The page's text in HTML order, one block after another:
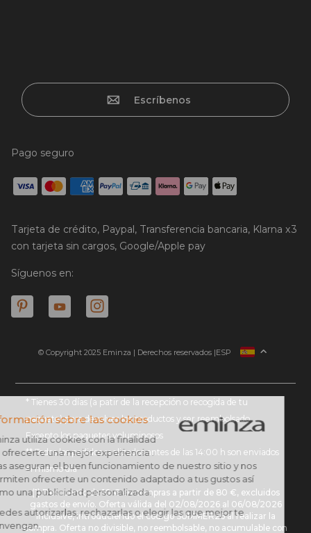
Escríbenos
Pago seguro
Tarjeta de crédito, Paypal, Transferencia bancaria, Klarna x3
con tarjeta sin cargos, Google/Apple pay
Síguenos en:
© Copyright 2025 Eminza | Derechos reservados |
FRANCIA
ALEMANIA
PAÍSES BAJOS
DANMARK
ESP
* Tienes 30 días (a patir de la recepción o recogida de tu
paquete) para devolver los productos y ser reembolsado.
Excepto los paquetes voluminosos
** Todos los pedidos realizados antes de las 14:00 h son enviados
el mismo día
(1) Descuento de 10 € en compras a partir de 80 €, excluidos
gastos de envío. Oferta válida del 02/08/2026 al 06/08/2026
inclusive, introduciendo el código SUMMER26 al realizar la
compra. Oferta no divisible, no reembolsable, no acumulable con